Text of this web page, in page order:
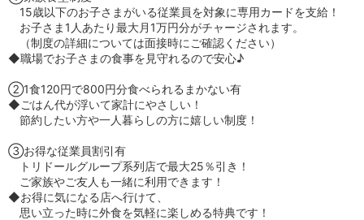
15歳以下のお子さまがいる従業員を対象に専用カードを支給！
お子さま1人あたり最大月1万円分がチャージされます。
（制度の詳細については面接時にご確認ください）
◆職場でお子さまの食事を見守れるので安心♪
②1食120円で800円分食べられるまかない有
◆ごはん代が浮いて家計にやさしい！
節約したい方や一人暮らしの方に嬉しい制度！
③お得な従業員割引有
トリドールグループ系列店で最大25％引き！
ご家族やご友人も一緒に利用できます！
◆お得に気になる店へ行けて、
思い立った時に外食を気軽に楽しめる特典です！